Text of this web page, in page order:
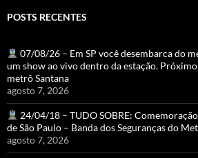
POSTS RECENTES
07/08/26 – Em SP você desembarca do
um show ao vivo dentro da estação.
metrô Santana
agosto 7, 2026
24/04/18 – TUDO SOBRE:
de São Paulo – Banda dos Seguranças do
agosto 7, 2026